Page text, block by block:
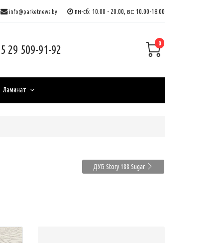
info@parketnews.by пн-сб: 10.00 - 20.00, вс: 10.00-18.00
29 509-91-92 0
Ламинат
ДУБ Story 188 Sugar